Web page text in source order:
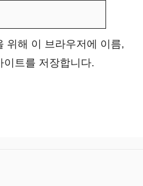
위해 이 브라우저에 이름,
이트를 저장합니다.